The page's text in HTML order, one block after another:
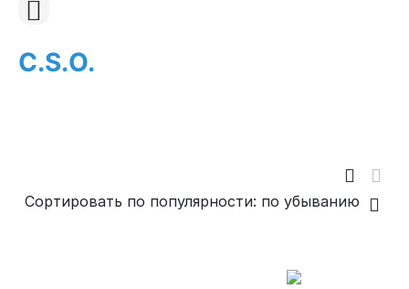
C.S.O.
Сортировать по популярности: по убыванию